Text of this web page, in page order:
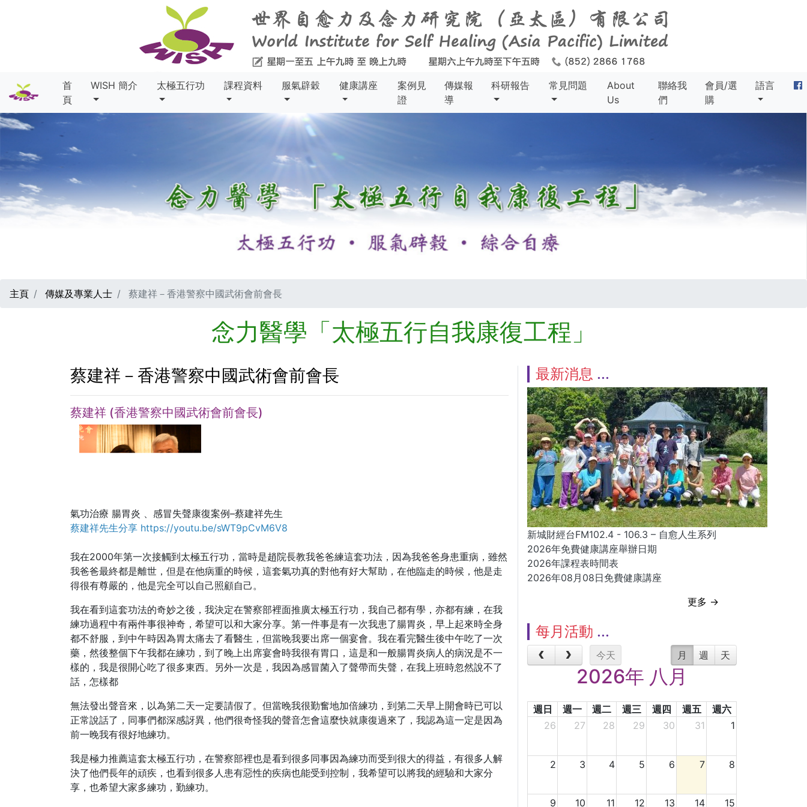
首
頁
WISH 簡介 太極五行功 課程資料 服氣辟穀 健康講座
案例見
證
傳媒報
導
科研報告 常見問題
About
Us
聯絡我
們
會員/選
購
語言
主頁 傳媒及專業人士 蔡建祥－香港警察中國武術會前會長
念力醫學「太極五行自我康復工程」
蔡建祥－香港警察中國武術會前會長
蔡建祥 (香港警察中國武術會前會長)
氣功治療 腸胃炎 、感冒失聲康復案例–蔡建祥先生
蔡建祥先生分享 https://youtu.be/sWT9pCvM6V8
我在2000年第一次接觸到太極五行功，當時是趙院長教我爸爸練這套功法，因為我爸爸身患重病，雖然
我爸爸最終都是離世，但是在他病重的時候，這套氣功真的對他有好大幫助，在他臨走的時候，他是走
得很有尊嚴的，他是完全可以自己照顧自己。
我在看到這套功法的奇妙之後，我決定在警察部裡面推廣太極五行功，我自己都有學，亦都有練，在我
練功過程中有兩件事很神奇，希望可以和大家分享。第一件事是有一次我患了腸胃炎，早上起來時全身
都不舒服，到中午時因為胃太痛去了看醫生，但當晚我要出席一個宴會。我在看完醫生後中午吃了一次
藥，然後整個下午我都在練功，到了晚上出席宴會時我很有胃口，這是和一般腸胃炎病人的病況是不一
樣的，我是很開心吃了很多東西。另外一次是，我因為感冒菌入了聲帶而失聲，在我上班時忽然說不了
話，怎樣都
無法發出聲音來，以為第二天一定要請假了。但當晚我很勤奮地加倍練功，到第二天早上開會時已可以
正常說話了，同事們都深感訝異，他們很奇怪我的聲音怎會這麼快就康復過來了，我認為這一定是因為
前一晚我有很好地練功。
我是極力推薦這套太極五行功，在警察部裡也是看到很多同事因為練功而受到很大的得益，有很多人解
決了他們長年的頑疾，也看到很多人患有惡性的疾病也能受到控制，我希望可以將我的經驗和大家分
享，也希望大家多練功，勤練功。
最新消息
新城財經台FM102.4 - 106.3 – 自愈人生系列
2026年免費健康講座舉辦日期
2026年課程表時間表
2026年08月08日免費健康講座
更多 →
每月活動
今天 月 週 天
2026年 八月
週日 週一 週二 週三 週四 週五
週六
26
27 28 29 30 31 1
2 3 4 5 6 7 8
9 10 11 12 13 14 15